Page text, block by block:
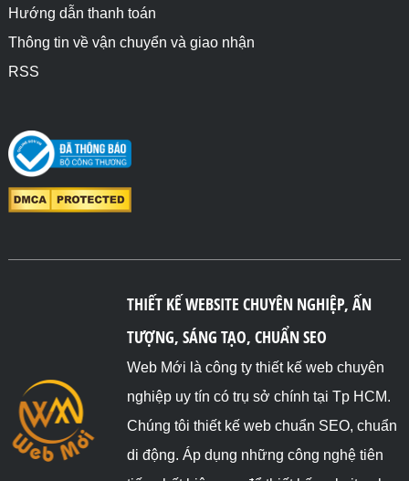
Hướng dẫn thanh toán
Thông tin về vận chuyển và giao nhận
RSS
THIẾT KẾ WEBSITE CHUYÊN NGHIỆP, ẤN
TƯỢNG, SÁNG TẠO, CHUẨN SEO
Web Mới là công ty thiết kế web chuyên
nghiệp uy tín có trụ sở chính tại Tp HCM.
Chúng tôi thiết kế web chuẩn SEO, chuẩn
di động. Áp dụng những công nghệ tiên